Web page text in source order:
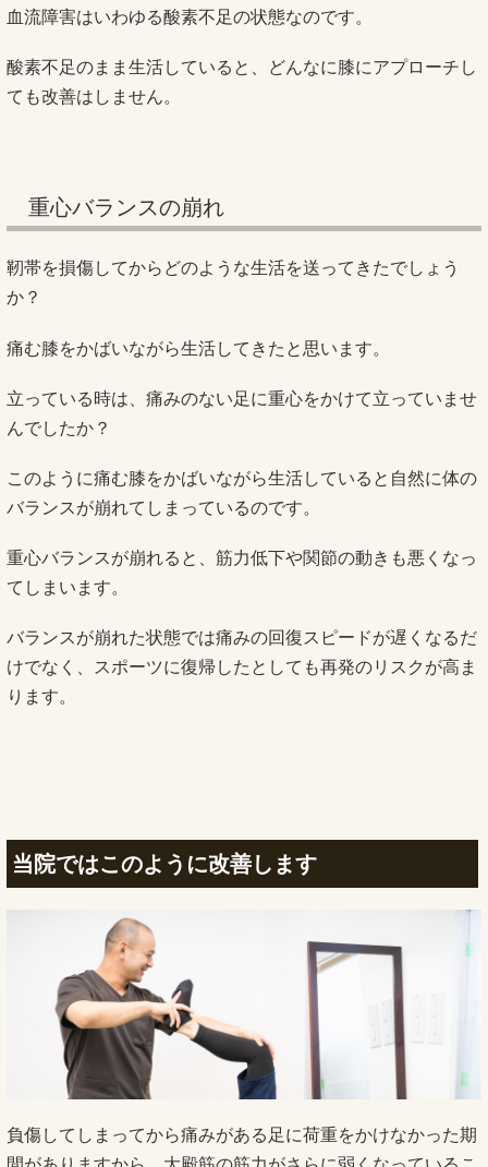
血流障害はいわゆる酸素不足の状態なのです。
酸素不足のまま生活していると、どんなに膝にアプローチし
ても改善はしません。
重心バランスの崩れ
靭帯を損傷してからどのような生活を送ってきたでしょう
か？
痛む膝をかばいながら生活してきたと思います。
立っている時は、痛みのない足に重心をかけて立っていませ
んでしたか？
このように痛む膝をかばいながら生活していると自然に体の
バランスが崩れてしまっているのです。
重心バランスが崩れると、筋力低下や関節の動きも悪くなっ
てしまいます。
バランスが崩れた状態では痛みの回復スピードが遅くなるだ
けでなく、スポーツに復帰したとしても再発のリスクが高ま
ります。
当院ではこのように改善します
負傷してしまってから痛みがある足に荷重をかけなかった期